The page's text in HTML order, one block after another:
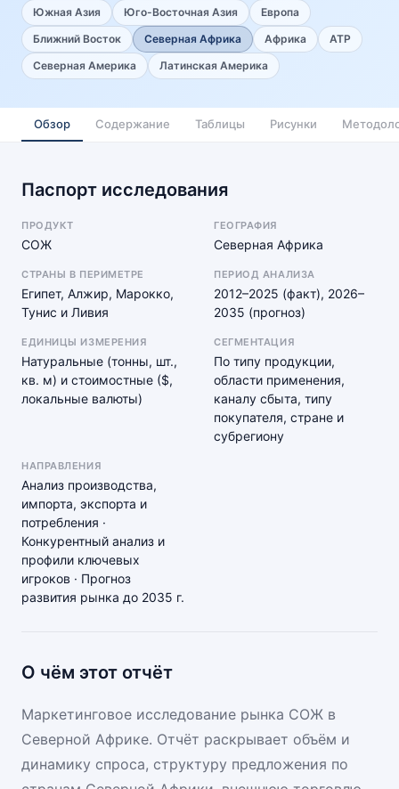
Южная Азия
Юго-Восточная Азия
Европа
Ближний Восток
Северная Африка Африка
АТР
Северная Америка
Латинская Америка
Обзор Содержание Таблицы Рисунки
Паспорт исследования
ПРОДУКТ
СОЖ
ГЕОГРАФИЯ
Северная Африка
СТРАНЫ В ПЕРИМЕТРЕ
Египет, Алжир, Марокко,
Тунис и Ливия
ПЕРИОД АНАЛИЗА
2012–2025 (факт), 2026–
2035 (прогноз)
ЕДИНИЦЫ ИЗМЕРЕНИЯ
Натуральные (тонны, шт.,
кв. м) и стоимостные ($,
локальные валюты)
СЕГМЕНТАЦИЯ
По типу продукции,
области применения,
каналу сбыта, типу
покупателя, стране и
субрегиону
НАПРАВЛЕНИЯ
Анализ производства,
импорта, экспорта и
потребления ·
Конкурентный анализ и
профили ключевых
игроков · Прогноз
развития рынка до 2035 г.
О чём этот отчёт
Маркетинговое исследование рынка СОЖ в
Северной Африке. Отчёт раскрывает объём и
динамику спроса, структуру предложения по